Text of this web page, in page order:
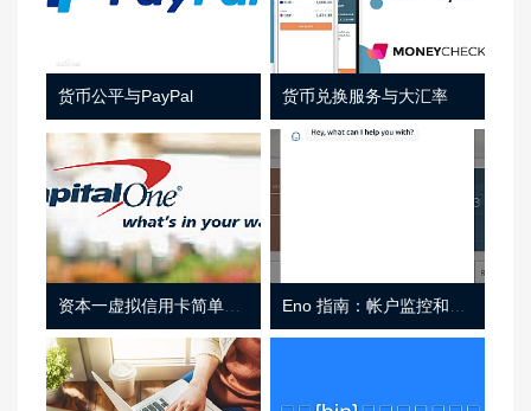
货币公平与PayPal 货币兑换服务与大汇率
资本一虚拟信用卡简单介绍